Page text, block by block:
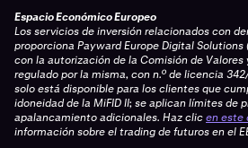
Espacio Económico Europeo
Los servicios de inversión relacionados con
proporciona Payward Europe Digital
con la autorización de la Comisión de Valores
regulado por la misma, con n.º de licencia
solo está disponible para los clientes que
idoneidad de la MiFID II; se aplican límites de
apalancamiento adicionales. Haz clicen este
información sobre el trading de futuros en el